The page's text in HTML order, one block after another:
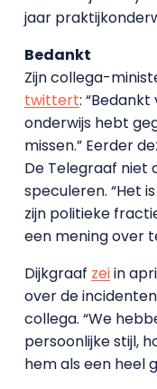
jaar
Bedankt
Zijn collega-
twittert:
onderwijs hebt
missen.” Eerder
De Telegraaf niet
speculeren. “Het
zijn politieke
een mening over
Dijkgraaf zeiin
over de
collega. “We
persoonlijke stijl,
hem als een heel